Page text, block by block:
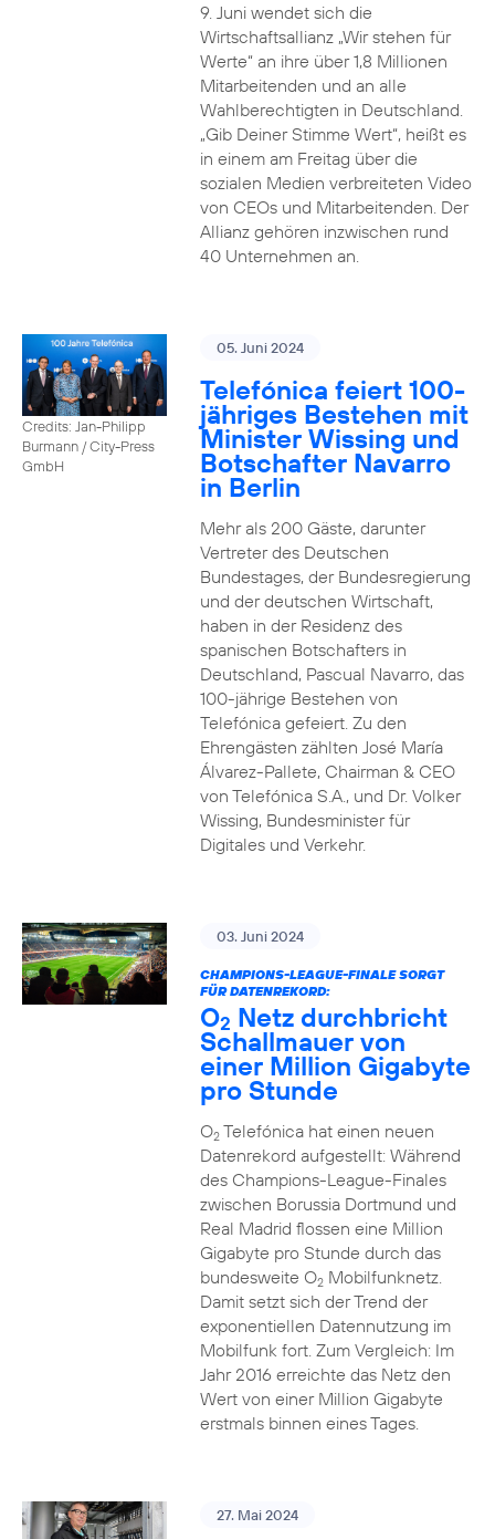
9. Juni wendet sich die
Wirtschaftsallianz „Wir stehen für
Werte“ an ihre über 1,8 Millionen
Mitarbeitenden und an alle
Wahlberechtigten in Deutschland.
„Gib Deiner Stimme Wert“, heißt es
in einem am Freitag über die
sozialen Medien verbreiteten Video
von CEOs und Mitarbeitenden. Der
Allianz gehören inzwischen rund
40 Unternehmen an.
Credits: Jan-Philipp
Burmann / City-Press
GmbH
05. Juni 2024
Telefónica feiert 100-
jähriges Bestehen mit
Minister Wissing und
Botschafter Navarro
in Berlin
Mehr als 200 Gäste, darunter
Vertreter des Deutschen
Bundestages, der Bundesregierung
und der deutschen Wirtschaft,
haben in der Residenz des
spanischen Botschafters in
Deutschland, Pascual Navarro, das
100-jährige Bestehen von
Telefónica gefeiert. Zu den
Ehrengästen zählten José María
Álvarez-Pallete, Chairman & CEO
von Telefónica S.A., und Dr. Volker
Wissing, Bundesminister für
Digitales und Verkehr.
03. Juni 2024
CHAMPIONS-LEAGUE-FINALE SORGT
FÜR DATENREKORD:
O2 Netz durchbricht
Schallmauer von
einer Million Gigabyte
pro Stunde
O2Telefónica hat einen neuen
Datenrekord aufgestellt: Während
des Champions-League-Finales
zwischen Borussia Dortmund und
Real Madrid flossen eine Million
Gigabyte pro Stunde durch das
bundesweite O2Mobilfunknetz.
Damit setzt sich der Trend der
exponentiellen Datennutzung im
Mobilfunk fort. Zum Vergleich: Im
Jahr 2016 erreichte das Netz den
Wert von einer Million Gigabyte
erstmals binnen eines Tages.
27. Mai 2024